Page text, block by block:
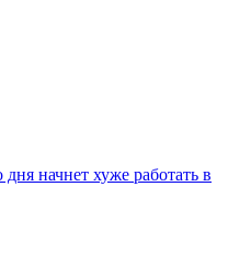
начнет хуже работать в